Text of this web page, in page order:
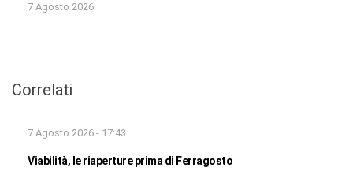
7 Agosto 2026
Correlati
7 Agosto 2026 - 17:43
Viabilità, le riaperture prima di Ferragosto